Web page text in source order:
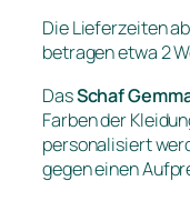
Die Lieferzeiten
betragen etwa 2
DasSchaf
Farben der
personalisiert
gegen einen